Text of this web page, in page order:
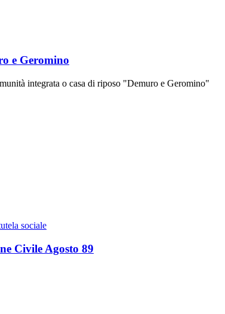
e Geromino
integrata o casa di riposo "Demuro e Geromino"
sociale
Civile Agosto 89